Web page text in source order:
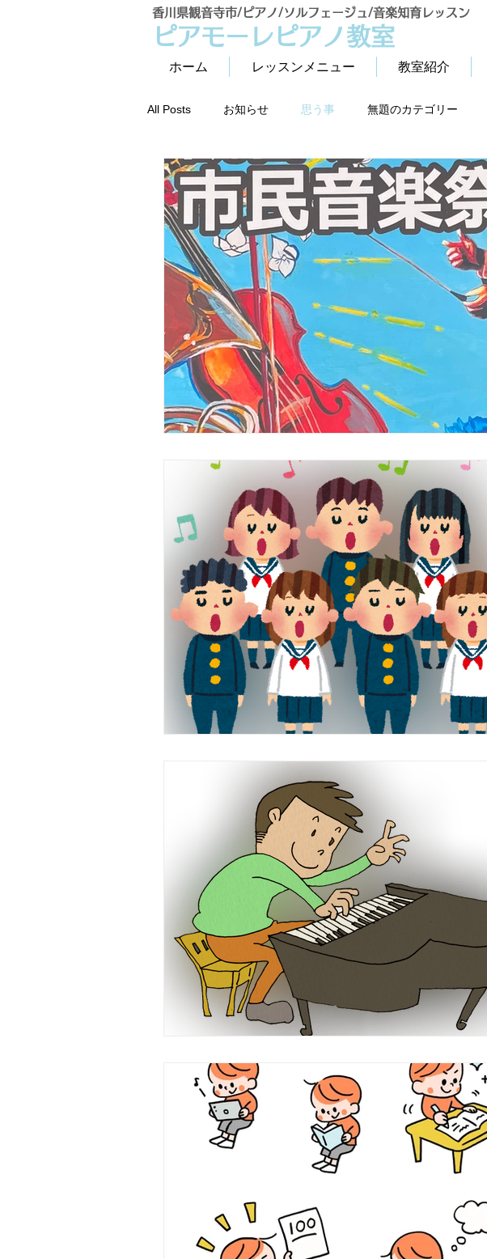
ピアモーレピアノ教室
香川県観音寺市/ピアノ/ソルフェージュ/音楽知育レッスン
ホーム レッスンメニュー 教室紹介
All Posts お知らせ 思う事 無題のカテゴリー
2歳児からの音楽&知育レッスン シニアピアノレッスン